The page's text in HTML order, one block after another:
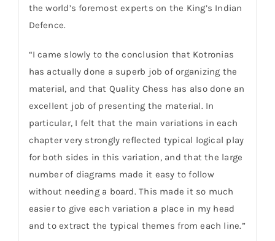
the world’s foremost experts on the King’s Indian
Defence.
“I came slowly to the conclusion that Kotronias
has actually done a superb job of organizing the
material, and that Quality Chess has also done an
excellent job of presenting the material. In
particular, I felt that the main variations in each
chapter very strongly reflected typical logical play
for both sides in this variation, and that the large
number of diagrams made it easy to follow
without needing a board. This made it so much
easier to give each variation a place in my head
and to extract the typical themes from each line.”